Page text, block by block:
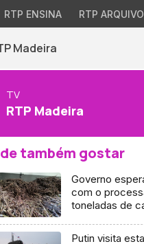
RTP ENSINA RTP
Madeira
TV
RTP Madeira
também gostar
Governo
com o
toneladas de
Putin visita